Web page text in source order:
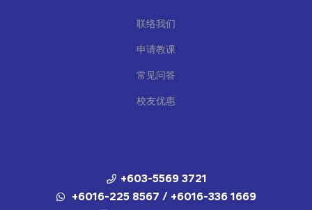
联络我们
申请教课
常见问答
校友优惠
+603-5569 3721
+6016-225 8567 / +6016-336 1669